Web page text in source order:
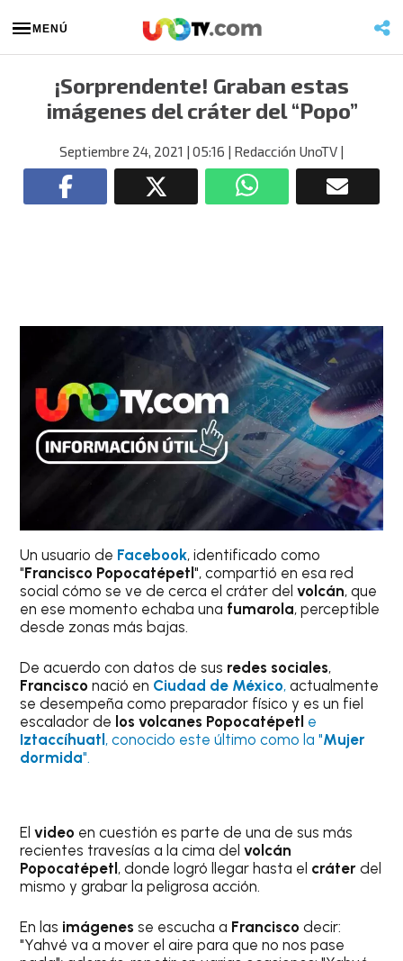
MENÚ
¡Sorprendente! Graban estas
imágenes del cráter del “Popo”
Septiembre 24, 2021 | 05:16 | Redacción UnoTV |
Un usuario de Facebook, identificado como
"Francisco Popocatépetl", compartió en esa red
social cómo se ve de cerca el cráter delvolcán, que
en ese momento echaba una fumarola, perceptible
desde zonas más bajas.
De acuerdo con datos de sus redes sociales,
Francisco nació en Ciudad de México,actualmente
se desempeña como preparador físico y es un fiel
escalador de los volcanes Popocatépetl e
Iztaccíhuatl , conocido este último como la "Mujer
dormida".
Elvideo en cuestión es parte de una de sus más
recientes travesías a la cima delvolcán
Popocatépetl, donde logró llegar hasta el cráter del
mismo y grabar la peligrosa acción.
En las imágenes se escucha a Franciscodecir:
"Yahvé va a mover el aire para que no nos pase